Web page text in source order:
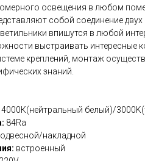
освещения в любом
собой соединение двух
впишутся в любой
выстраивать интересные
креплений, монтаж
знаний.
4000К(нейтральный белый)/
84Ra
накладной
встроенный